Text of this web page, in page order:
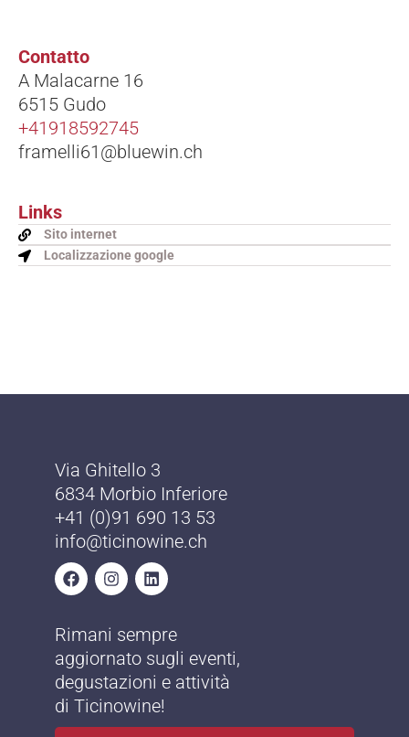
Contatto
A Malacarne 16
6515 Gudo
+41918592745
framelli61@bluewin.ch
Links
Sito internet
Localizzazione google
Via Ghitello 3
6834 Morbio Inferiore
+41 (0)91 690 13 53
info@ticinowine.ch
Rimani sempre
aggiornato sugli eventi,
degustazioni e attività
di Ticinowine!